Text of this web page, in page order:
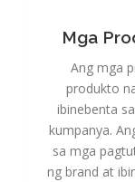
Mga
Ang mga
produkto
ibinebenta
kumpanya.
sa mga
ng brand at